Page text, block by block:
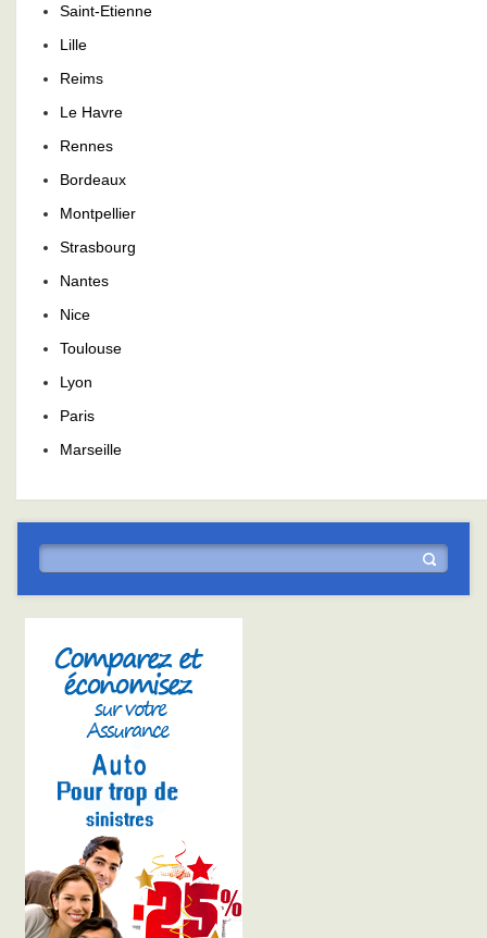
Saint-Etienne
Lille
Reims
Le Havre
Rennes
Bordeaux
Montpellier
Strasbourg
Nantes
Nice
Toulouse
Lyon
Paris
Marseille